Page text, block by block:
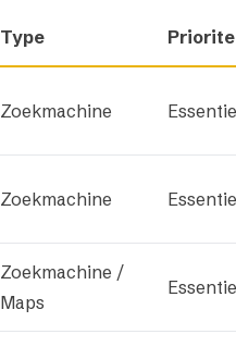
Type
Zoekmachine
Zoekmachine
Zoekmachine /
Maps